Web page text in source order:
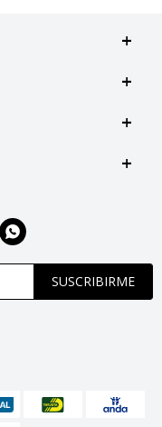
SUSCRIBIRME
